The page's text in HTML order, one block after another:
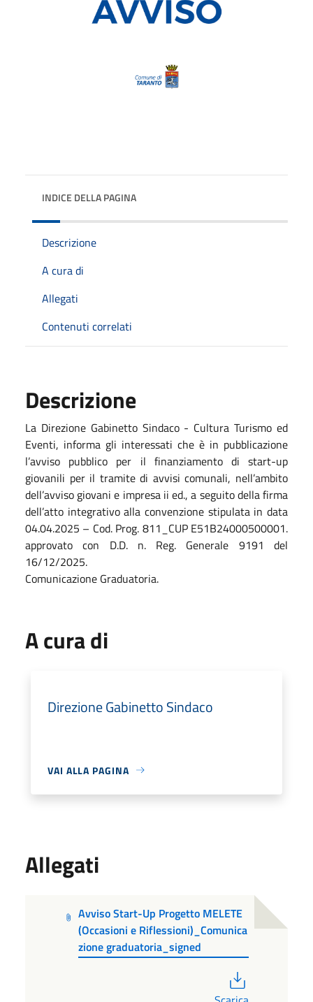
INDICE DELLA PAGINA
Descrizione
A cura di
Allegati
Contenuti correlati
Descrizione
La Direzione Gabinetto Sindaco - Cultura Turismo ed
Eventi, informa gli interessati che è in pubblicazione
l’avviso pubblico per il finanziamento di start-up
giovanili per il tramite di avvisi comunali, nell’ambito
dell’avviso giovani e impresa ii ed., a seguito della firma
dell’atto integrativo alla convenzione stipulata in data
04.04.2025 – Cod. Prog. 811_CUP E51B24000500001.
approvato con D.D. n. Reg. Generale 9191 del
16/12/2025.
Comunicazione Graduatoria.
A cura di
Direzione Gabinetto Sindaco
VAI ALLA PAGINA
Allegati
Avviso Start-Up Progetto MELETE
(Occasioni e Riflessioni)_Comunica
zione graduatoria_signed